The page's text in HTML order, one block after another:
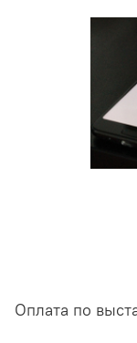
Оплата по